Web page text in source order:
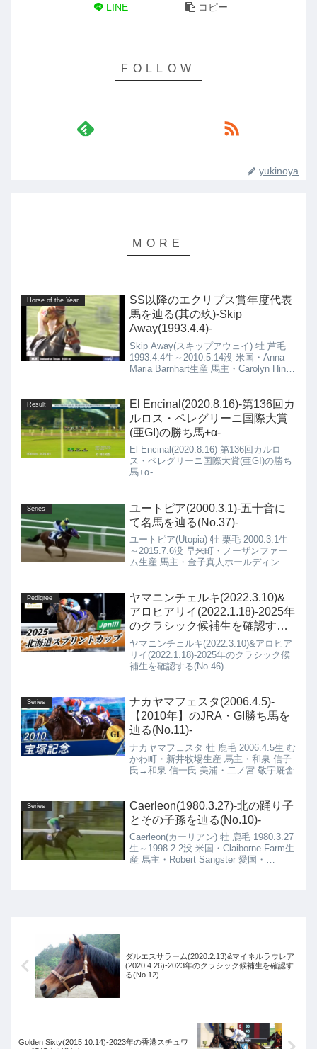
LINE コピー
yukinoya
Horse of the Year
SS以降のエクリプス賞年度代表
馬を辿る(其の玖)-Skip
Away(1993.4.4)-
Skip Away(スキップアウェイ) 牡 芦毛
1993.4.4生～2010.5.14没 米国・Anna
Maria Barnhart生産 馬主・Carolyn Hine
Result
El Encinal(2020.8.16)-第136回カ
ルロス・ペレグリーニ国際大賞
(亜GI)の勝ち馬+α-
El Encinal(2020.8.16)-第136回カルロ
ス・ペレグリーニ国際大賞(亜GI)の勝ち
馬+α-
Series
ユートピア(2000.3.1)-五十音に
て名馬を辿る(No.37)-
ユートピア(Utopia) 牡 栗毛 2000.3.1生
～2015.7.6没 早来町・ノーザンファー
ム生産 馬主・金子真人ホールディング
Pedigree
ヤマニンチェルキ(2022.3.10)&
アロヒアリイ(2022.1.18)-2025年
のクラシック候補生を確認する
(No.46)-
ヤマニンチェルキ(2022.3.10)&アロヒア
リイ(2022.1.18)-2025年のクラシック候
補生を確認する(No.46)-
Series
ナカヤマフェスタ(2006.4.5)-
【2010年】のJRA・GI勝ち馬を
辿る(No.11)-
ナカヤマフェスタ 牡 鹿毛 2006.4.5生 む
かわ町・新井牧場生産 馬主・和泉 信子
氏→和泉 信一氏 美浦・二ノ宮 敬宇厩舎
Series
Caerleon(1980.3.27)-北の踊り子
とその子孫を辿る(No.10)-
Caerleon(カーリアン) 牡 鹿毛 1980.3.27
生～1998.2.2没 米国・Claiborne Farm生
産 馬主・Robert Sangster 愛国・
ダルエスサラーム(2020.2.13)&マイネルラウレア
(2020.4.26)-2023年のクラシック候補生を確認す
る(No.12)-
Golden Sixty(2015.10.14)-2023年の香港スチュワ